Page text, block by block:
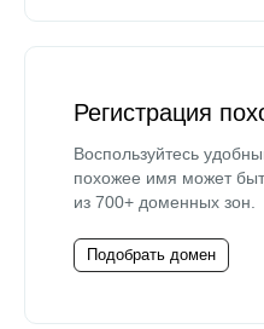
Регистрация
Воспользуйтесь
похожее имя может
из 700+ доменных зон.
Подобрать домен